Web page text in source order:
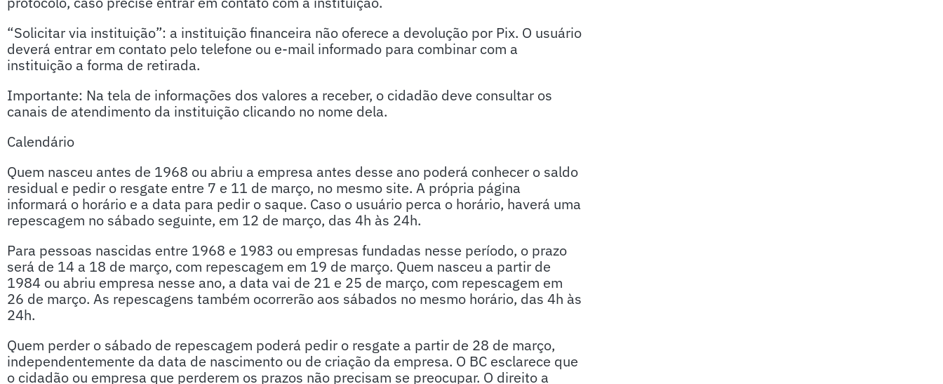
“Solicitar via instituição”: a instituição financeira não oferece a devolução por Pix. O usuário
deverá entrar em contato pelo telefone ou e-mail informado para combinar com a
instituição a forma de retirada.
Importante: Na tela de informações dos valores a receber, o cidadão deve consultar os
canais de atendimento da instituição clicando no nome dela.
Calendário
Quem nasceu antes de 1968 ou abriu a empresa antes desse ano poderá conhecer o saldo
residual e pedir o resgate entre 7 e 11 de março, no mesmo site. A própria página
informará o horário e a data para pedir o saque. Caso o usuário perca o horário, haverá uma
repescagem no sábado seguinte, em 12 de março, das 4h às 24h.
Para pessoas nascidas entre 1968 e 1983 ou empresas fundadas nesse período, o prazo
será de 14 a 18 de março, com repescagem em 19 de março. Quem nasceu a partir de
1984 ou abriu empresa nesse ano, a data vai de 21 e 25 de março, com repescagem em
26 de março. As repescagens também ocorrerão aos sábados no mesmo horário, das 4h às
24h.
Quem perder o sábado de repescagem poderá pedir o resgate a partir de 28 de março,
independentemente da data de nascimento ou de criação da empresa. O BC esclarece que
o cidadão ou empresa que perderem os prazos não precisam se preocupar. O direito a